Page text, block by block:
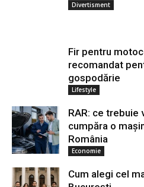
Divertisment
Fir pentru
recomandat
gospodărie
Lifestyle
RAR: ce trebuie
cumpăra o
România
Economie
Cum alegi cel